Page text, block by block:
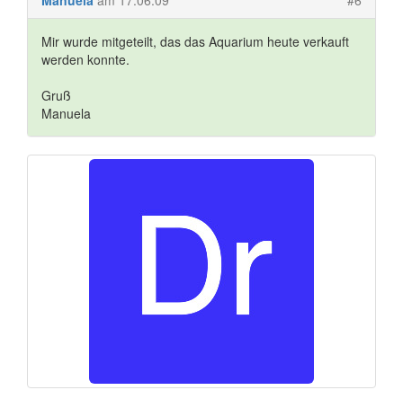
Mir wurde mitgeteilt, das das Aquarium heute verkauft
werden konnte.
Gruß
Manuela